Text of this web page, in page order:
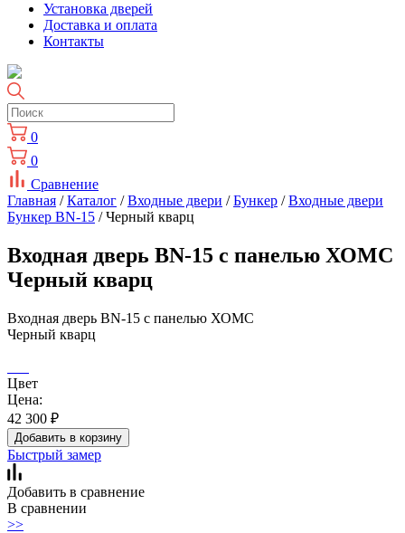
Установка дверей
Доставка и оплата
Контакты
0
0
Сравнение
Главная /Каталог /Входные двери /Бункер /Входные двери
Бункер BN-15 / Черный кварц
Входная дверь BN-15 с панелью ХОМС
Черный кварц
Входная дверь BN-15 с панелью ХОМС
Черный кварц
Цвет
Цена:
42 300 ₽
Добавить в корзину
Быстрый замер
Добавить в сравнение
В сравнении
>>